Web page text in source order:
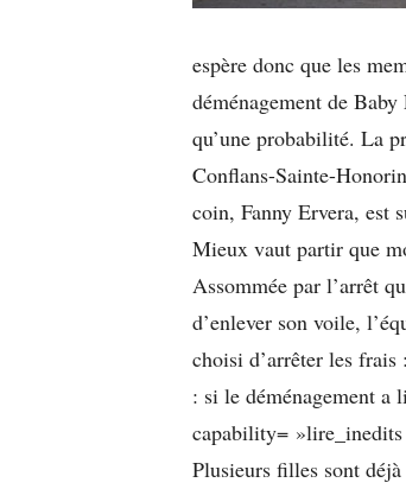
espère donc que les
déménagement de
qu’une probabilité. La
Conflans-Sainte-
coin, Fanny Ervera, est
Mieux vaut partir que
Assommée par l’arrêt
d’enlever son voile,
choisi d’arrêter les
: si le déménagement a
capability=
Plusieurs filles sont